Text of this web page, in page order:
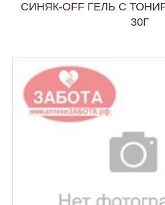
СИНЯК-OFF ГЕЛЬ С
30Г